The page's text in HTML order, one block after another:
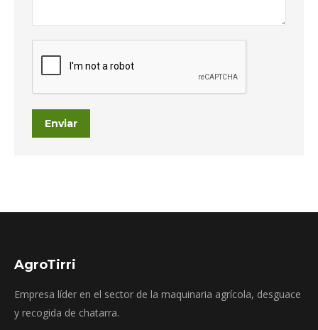
Enviar
AgroTirri
Empresa líder en el sector de la maquinaria agrícola, desguace
y recogida de chatarra.